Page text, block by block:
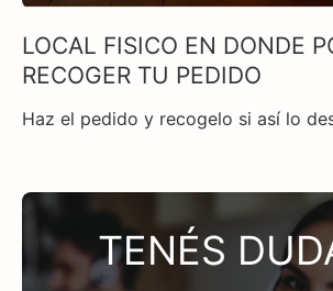
LOCAL FISICO EN DONDE
RECOGER TU PEDIDO
Haz el pedido y recogelo si así lo
TENÉS